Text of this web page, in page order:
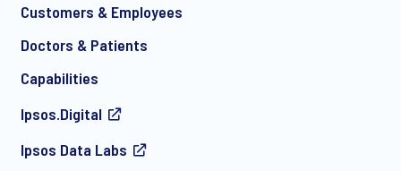
Marketingmitteilungen über Produkte und Dienstleistungen
Customers & Employees
Doctors & Patients
Capabilities
Ipsos.Digital
Ipsos Data Labs